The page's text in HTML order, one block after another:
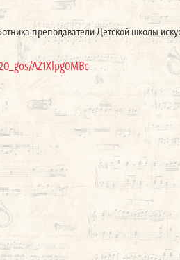
преподаватели Детской школы
AZ1Xlpg0MBc